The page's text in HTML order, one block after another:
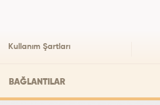
Kullanım Şartları
BAĞLANTILAR